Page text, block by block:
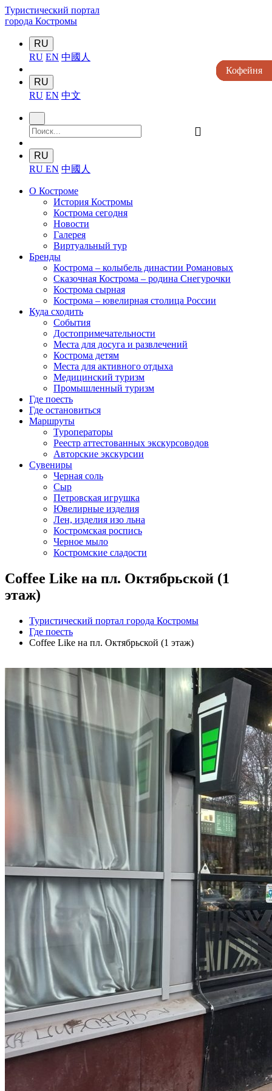
Туристический портал
города Костромы
RU
RU EN 中國人
RU
RU EN 中文
󰍉
RU
RU EN 中國人
О Костроме
История Костромы
Кострома сегодня
Новости
Галерея
Виртуальный тур
Бренды
Кострома – колыбель династии Романовых
Сказочная Кострома – родина Снегурочки
Кострома сырная
Кострома – ювелирная столица России
Куда сходить
События
Достопримечательности
Места для досуга и развлечений
Кострома детям
Места для активного отдыха
Медицинский туризм
Промышленный туризм
Где поесть
Где остановиться
Маршруты
Туроператоры
Реестр аттестованных экскурсоводов
Авторские экскурсии
Сувениры
Черная соль
Сыр
Петровская игрушка
Ювелирные изделия
Лен, изделия изо льна
Костромская роспись
Черное мыло
Костромские сладости
Coffee Like на пл. Октябрьской (1
этаж)
Туристический портал города Костромы
Где поесть
Coffee Like на пл. Октябрьской (1 этаж)
Кофейня
Кофейня
Кофейня
Кофейня
Кофейня